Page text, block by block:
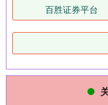
百胜证券平台